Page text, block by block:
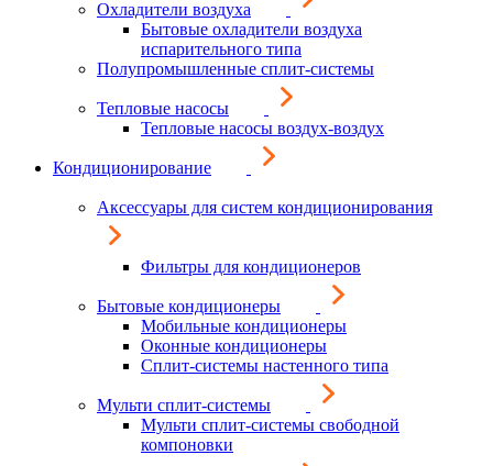
Охладители воздуха
Бытовые охладители воздуха
испарительного типа
Полупромышленные сплит-системы
Тепловые насосы
Тепловые насосы воздух-воздух
Кондиционирование
Аксессуары для систем кондиционирования
Фильтры для кондиционеров
Бытовые кондиционеры
Мобильные кондиционеры
Оконные кондиционеры
Сплит-системы настенного типа
Мульти сплит-системы
Мульти сплит-системы свободной
компоновки